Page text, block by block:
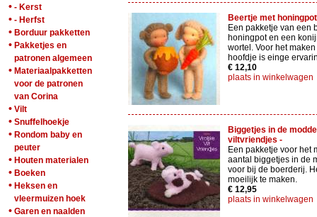
• - Kerst
• - Herfst
• Borduur pakketten
• Pakketjes en
patronen algemeen
• Materiaalpakketten
voor de patronen
van Corina
• Vilt
• Snuffelhoekje
• Rondom baby en
peuter
• Houten materialen
• Boeken
• Heksen en
vleermuizen hoek
• Garen en naalden
Beertje met
Een pakketje van een
honingpot en een
wortel. Voor het
hoofdje is einge
€ 12,10
plaats in winkelwagen
Biggetjes in de
viltvriendjes -
Een pakketje voor het
aantal biggetjes in de
voor bij de boerderij.
moeilijk te maken.
€ 12,95
plaats in winkelwagen